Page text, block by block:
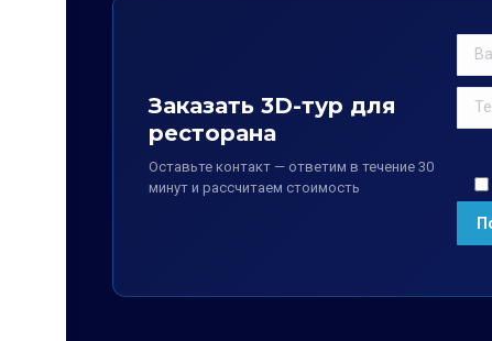
Заказать 3D-тур для
ресторана
Оставьте контакт — ответим в течение 30
минут и рассчитаем стоимость